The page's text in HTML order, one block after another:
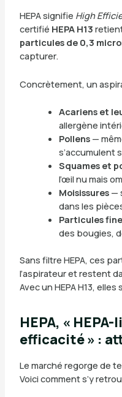
HEPA signifie High
certifié HEPA H13
particules de 0,3
capturer.
Concrètement, un
Acariens et
allergène
Pollens—
s’accumulent
Squames et
l’œil nu mais
Moisissures—
dans les
Particules
des bougies,
Sans filtre HEPA, ces
l’aspirateur et restent
Avec un HEPA H13,
HEPA, «
efficacité » :
Le marché regorge de
Voici comment s’y